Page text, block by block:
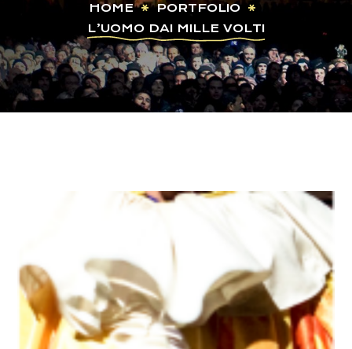
HOME
PORTFOLIO
L’UOMO DAI MILLE VOLTI